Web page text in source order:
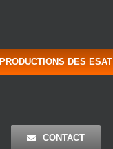
PRODUCTIONS DES ESAT
CONTACT